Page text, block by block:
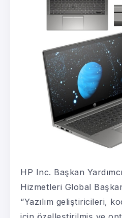
HP Inc. Başkan
Hizmetleri Global
“Yazılım geliştiricileri,